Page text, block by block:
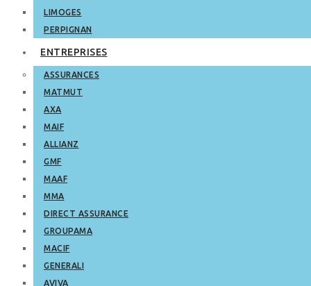
LIMOGES
PERPIGNAN
ENTREPRISES
ASSURANCES
MATMUT
AXA
MAIF
ALLIANZ
GMF
MAAF
MMA
DIRECT ASSURANCE
GROUPAMA
MACIF
GENERALI
AVIVA